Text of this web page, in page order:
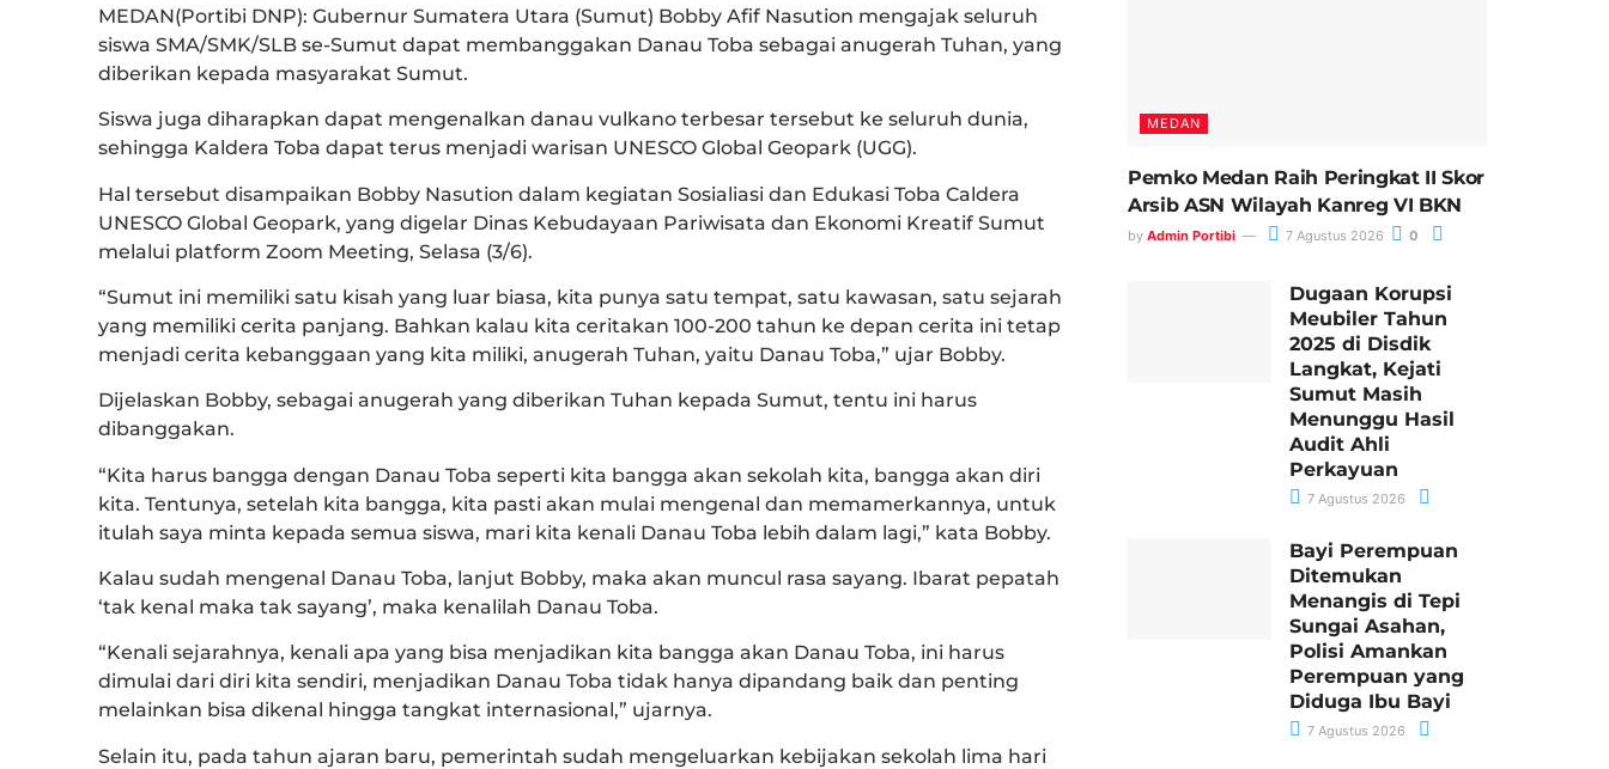
MEDAN(Portibi DNP): Gubernur Sumatera Utara (Sumut) Bobby Afif Nasution mengajak seluruh
siswa SMA/SMK/SLB se-Sumut dapat membanggakan Danau Toba sebagai anugerah Tuhan, yang
diberikan kepada masyarakat Sumut.
Siswa juga diharapkan dapat mengenalkan danau vulkano terbesar tersebut ke seluruh dunia,
sehingga Kaldera Toba dapat terus menjadi warisan UNESCO Global Geopark (UGG).
Hal tersebut disampaikan Bobby Nasution dalam kegiatan Sosialiasi dan Edukasi Toba Caldera
UNESCO Global Geopark, yang digelar Dinas Kebudayaan Pariwisata dan Ekonomi Kreatif Sumut
melalui platform Zoom Meeting, Selasa (3/6).
“Sumut ini memiliki satu kisah yang luar biasa, kita punya satu tempat, satu kawasan, satu sejarah
yang memiliki cerita panjang. Bahkan kalau kita ceritakan 100-200 tahun ke depan cerita ini tetap
menjadi cerita kebanggaan yang kita miliki, anugerah Tuhan, yaitu Danau Toba,” ujar Bobby.
Dijelaskan Bobby, sebagai anugerah yang diberikan Tuhan kepada Sumut, tentu ini harus
dibanggakan.
“Kita harus bangga dengan Danau Toba seperti kita bangga akan sekolah kita, bangga akan diri
kita. Tentunya, setelah kita bangga, kita pasti akan mulai mengenal dan memamerkannya, untuk
itulah saya minta kepada semua siswa, mari kita kenali Danau Toba lebih dalam lagi,” kata Bobby.
Kalau sudah mengenal Danau Toba, lanjut Bobby, maka akan muncul rasa sayang. Ibarat pepatah
‘tak kenal maka tak sayang’, maka kenalilah Danau Toba.
“Kenali sejarahnya, kenali apa yang bisa menjadikan kita bangga akan Danau Toba, ini harus
dimulai dari diri kita sendiri, menjadikan Danau Toba tidak hanya dipandang baik dan penting
melainkan bisa dikenal hingga tangkat internasional,” ujarnya.
Selain itu, pada tahun ajaran baru, pemerintah sudah mengeluarkan kebijakan sekolah lima hari
MEDAN
Pemko Medan Raih Peringkat II Skor
Arsib ASN Wilayah Kanreg VI BKN
by Admin Portibi 7 Agustus 2026 0
Dugaan Korupsi
Meubiler Tahun
2025 di Disdik
Langkat, Kejati
Sumut Masih
Menunggu Hasil
Audit Ahli
Perkayuan
7 Agustus 2026
Bayi Perempuan
Ditemukan
Menangis di Tepi
Sungai Asahan,
Polisi Amankan
Perempuan yang
Diduga Ibu Bayi
7 Agustus 2026